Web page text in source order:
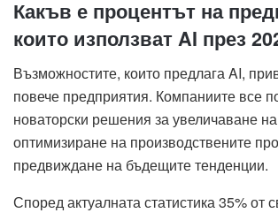
Какъв е процентът на
които използват AI през
Възможностите, които предлага AI,
повече предприятия. Компаниите все
новаторски решения за увеличаване
оптимизиране на производствените
предвиждане на бъдещите тенденции.
Според актуалната статистика 35% от